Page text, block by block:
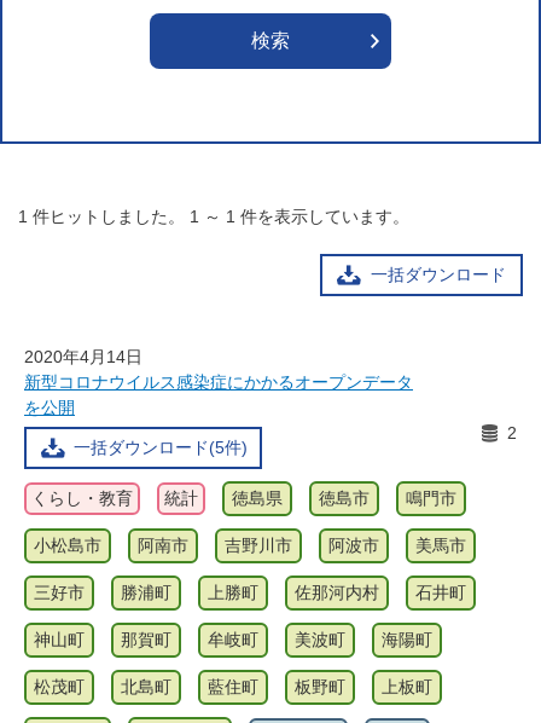
1 件ヒットしました。 1 ～ 1 件を表示しています。
一括ダウンロード
2020年4月14日
新型コロナウイルス感染症にかかるオープンデータ
を公開
一括ダウンロード(5件)
2
くらし・教育 統計 徳島県 徳島市 鳴門市
小松島市 阿南市 吉野川市 阿波市 美馬市
三好市 勝浦町 上勝町 佐那河内村 石井町
神山町 那賀町 牟岐町 美波町 海陽町
松茂町 北島町 藍住町 板野町 上板町